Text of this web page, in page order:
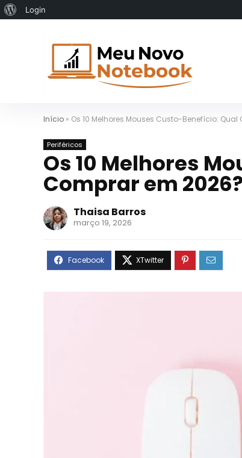
Sobre
WordPress
Login
Início » Os 10 Melhores Mouses Custo-Benefício:
Periféricos
Os 10 Melhores
Comprar em 2026?
Thaisa Barros
março 19, 2026